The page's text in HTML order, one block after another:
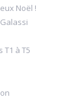
Noël !
T1 à T5